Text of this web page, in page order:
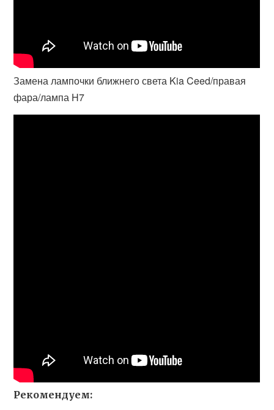
Замена лампочки ближнего света Kia Ceed/правая
фара/лампа H7
Рекомендуем: